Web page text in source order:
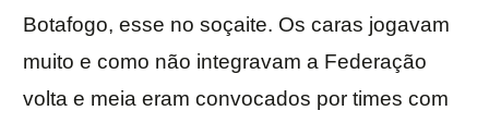
Botafogo, esse no soçaite. Os caras jogavam
muito e como não integravam a Federação
volta e meia eram convocados por times com